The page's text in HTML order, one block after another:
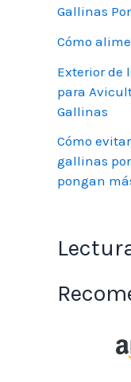
Gallinas
Cómo
Exterior de
para
Gallinas
Cómo
gallinas
pongan